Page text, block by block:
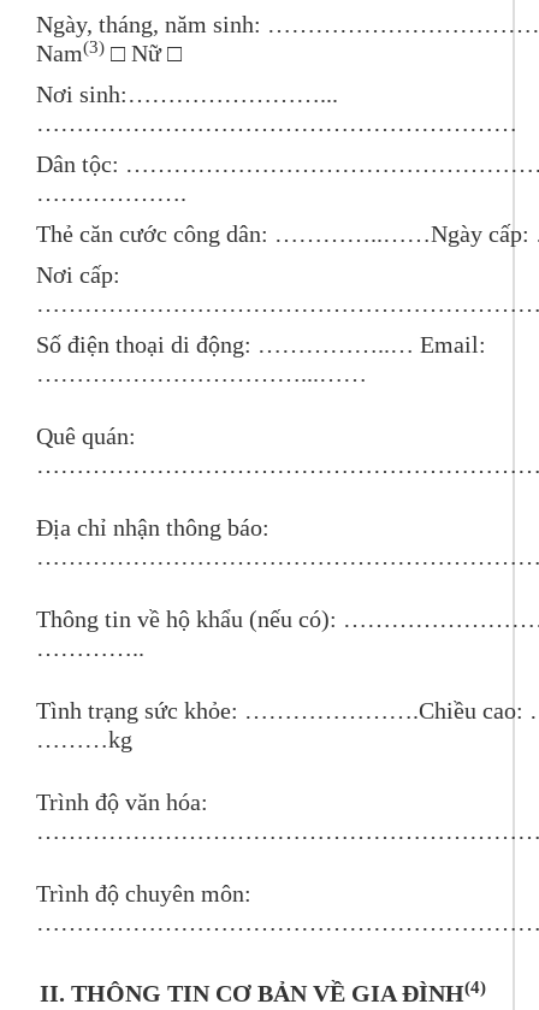
Ngày, tháng, năm sinh:
Nam(3) □ Nữ □
Nơi sinh:……………………...
……………………………………………………
Dân tộc: ………………………………………………..
……………….
Thẻ căn cước công dân: …………..……Ngày
Nơi cấp:
Số điện thoại di động: ……………..… Email:
……………………………...……
Quê quán:
Địa chỉ nhận thông báo:
Thông tin về hộ khẩu (nếu có):
…………..
Tình trạng sức khỏe: ………………….Chiều cao:
………kg
Trình độ văn hóa:
Trình độ chuyên môn:
II. THÔNG TIN CƠ BẢN VỀ GIA ĐÌNH(4)